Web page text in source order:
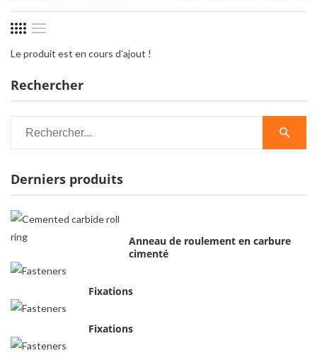
Rechercher
Derniers produits
Anneau de roulement en carbure
cimenté
Fixations
Fixations
Le produit est en cours d’ajout !